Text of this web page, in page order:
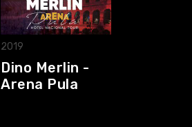
2019
Dino Merlin -
Arena Pula